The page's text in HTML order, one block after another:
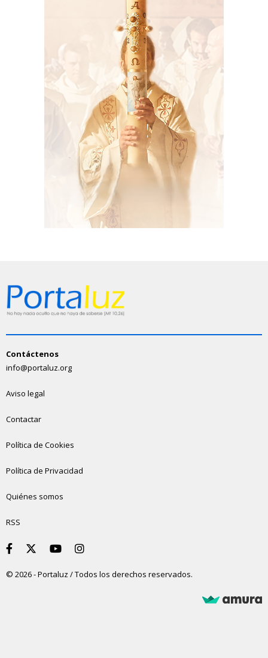
Contáctenos
info@portaluz.org
Aviso legal
Contactar
Política de Cookies
Política de Privacidad
Quiénes somos
RSS
© 2026 - Portaluz / Todos los derechos reservados.